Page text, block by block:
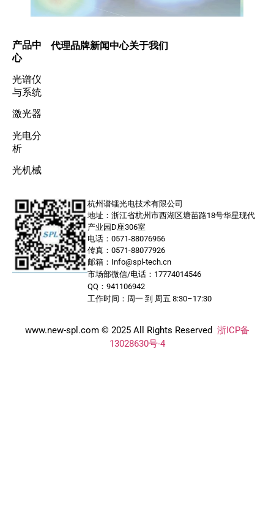
产品中
心
光谱仪
与系统
激光器
光电分
析
光机械
代理品牌新闻中心关于我们
杭州谱镭光电技术有限公司
地址：浙江省杭州市西湖区塘苗路18号华星现代
产业园D座306室
电话：0571-88076956
传真：0571-88077926
邮箱：Info@spl-tech.cn
市场部微信/电话：17774014546
QQ：941106942
工作时间：周一 到 周五 8:30–17:30
www.new-spl.com © 2025 All Rights Reserved 浙ICP备
13028630号-4